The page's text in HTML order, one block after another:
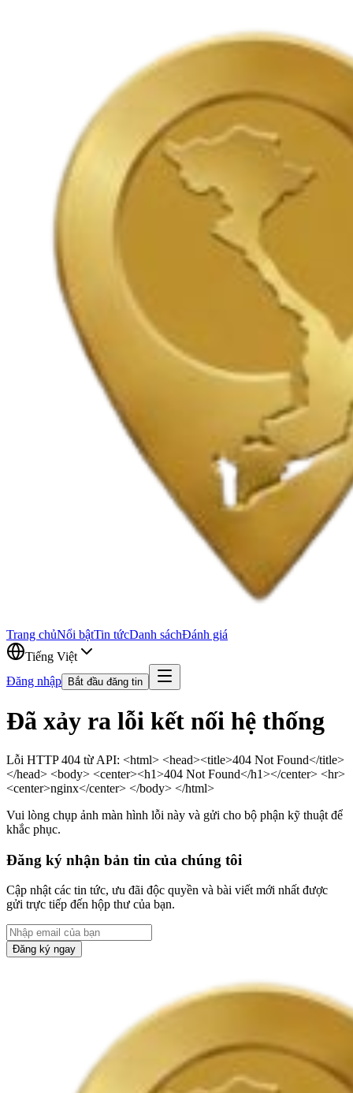
Trang chủNổi bậtTin tứcDanh sáchĐánh giá
Tiếng Việt
Đăng nhập
Bắt đầu đăng tin
Đã xảy ra lỗi kết nối hệ thống
Lỗi HTTP 404 từ API: <html> <head><title>404 Not Found</title>
</head> <body> <center><h1>404 Not Found</h1></center> <hr>
<center>nginx</center> </body> </html>
Vui lòng chụp ảnh màn hình lỗi này và gửi cho bộ phận kỹ thuật để
khắc phục.
Đăng ký nhận bản tin của chúng tôi
Cập nhật các tin tức, ưu đãi độc quyền và bài viết mới nhất được
gửi trực tiếp đến hộp thư của bạn.
Đăng ký ngay